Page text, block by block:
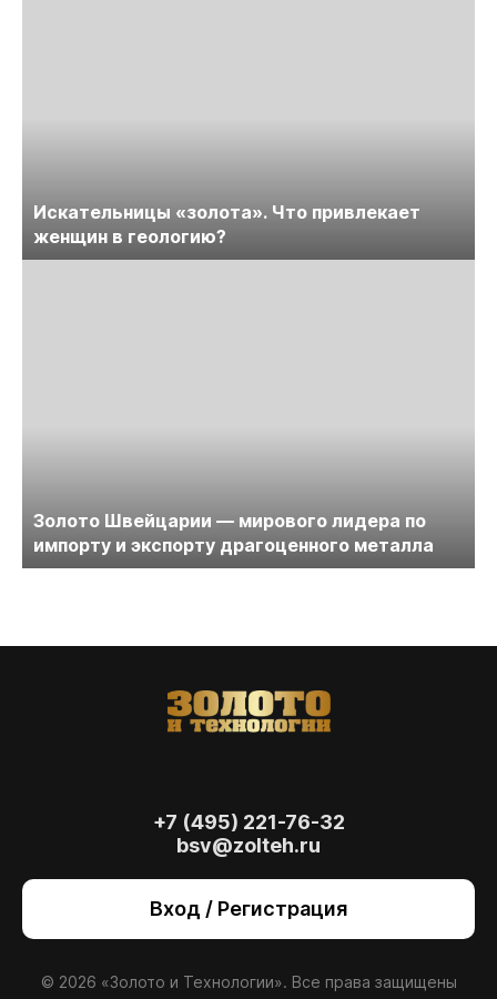
Искательницы «золота». Что привлекает
женщин в геологию?
Золото Швейцарии — мирового лидера по
импорту и экспорту драгоценного металла
+7 (495) 221-76-32
bsv@zolteh.ru
Вход / Регистрация
© 2026 «Золото и Технологии». Все права защищены
также для анализа сайта и улучшения
сайт, вы даете согласиена использование